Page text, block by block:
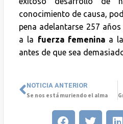
conocimiento de causa,
pena adelantarse 257
a la fuerza femeninaa
antes de que sea
NOTICIA ANTERIOR
Se nos está muriendo el alma